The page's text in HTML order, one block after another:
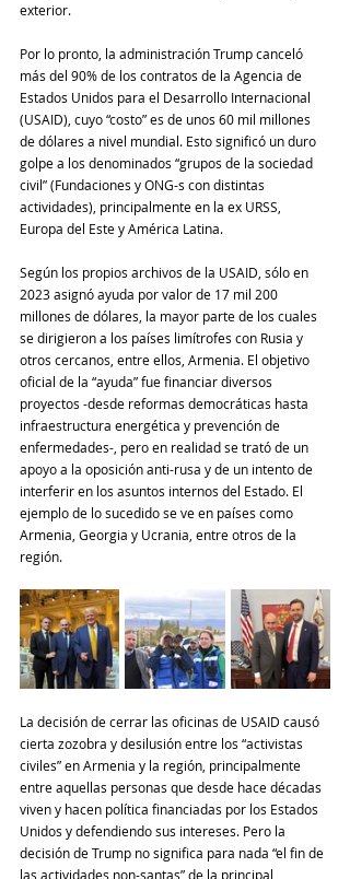
exterior.
Por lo pronto, la administración Trump canceló
más del 90% de los contratos de la Agencia de
Estados Unidos para el Desarrollo Internacional
(USAID), cuyo “costo” es de unos 60 mil millones
de dólares a nivel mundial. Esto significó un duro
golpe a los denominados “grupos de la sociedad
civil” (Fundaciones y ONG-s con distintas
actividades), principalmente en la ex URSS,
Europa del Este y América Latina.
Según los propios archivos de la USAID, sólo en
2023 asignó ayuda por valor de 17 mil 200
millones de dólares, la mayor parte de los cuales
se dirigieron a los países limítrofes con Rusia y
otros cercanos, entre ellos, Armenia. El objetivo
oficial de la “ayuda” fue financiar diversos
proyectos -desde reformas democráticas hasta
infraestructura energética y prevención de
enfermedades-, pero en realidad se trató de un
apoyo a la oposición anti-rusa y de un intento de
interferir en los asuntos internos del Estado. El
ejemplo de lo sucedido se ve en países como
Armenia, Georgia y Ucrania, entre otros de la
región.
La decisión de cerrar las oficinas de USAID causó
cierta zozobra y desilusión entre los “activistas
civiles” en Armenia y la región, principalmente
entre aquellas personas que desde hace décadas
viven y hacen política financiadas por los Estados
Unidos y defendiendo sus intereses. Pero la
decisión de Trump no significa para nada “el fin de
las actividades non-santas” de la principal